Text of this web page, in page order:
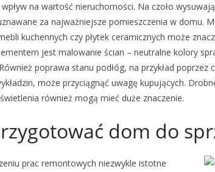
na wartość nieruchomości. Na czoło
za najważniejsze pomieszczenia w domu.
kuchennych czy płytek ceramicznych może
jest malowanie ścian – neutralne kolory
poprawa stanu podłóg, na przykład
może przyciągnąć uwagę kupujących.
również mogą mieć duże znaczenie.
dom do
prac remontowych niezwykle istotne